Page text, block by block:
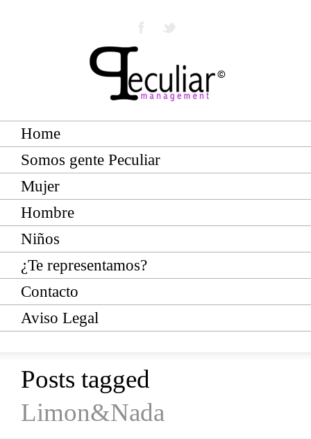
Home
Somos gente Peculiar
Mujer
Hombre
Niños
¿Te representamos?
Contacto
Aviso Legal
Posts tagged
Limon&Nada